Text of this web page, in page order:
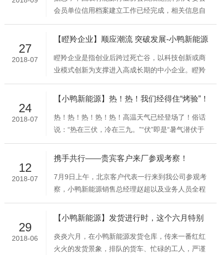
会员单位信用档案建立工作已经完成，相关信息自
2018年7月1日起，陆续在中国太阳能热利用产业联
盟官网（www.cstif.com）上线，目前已有50家单位
荣登太阳能热利用行业信用信息名单，成为在册的
50家单位之一。太阳能热利用行业企业信用信息目
前主要包含三方面内容：1、守信红名单（企业获
得与信用建设相关的行业荣
27
2018-07
【瞪羚企业】顺应潮流 突破发展-小鸭新能源
瞪羚企业是指创业后跨过死亡谷，以科技创新或商
业模式创新为支撑进入高成长期的中小企业。瞪羚
企业具有成长速度快、创新能力强、专业领域新、
发展潜力大的特征，通过推出新产品、提供新服
新业态等方式，实现快速增长，是创新发展的典型
代表和新经济的引领者。 根据科技部发布的《国家
高新区瞪羚企业发展报告（2017）》，山东2017
年入围企业109家，分布在全省12家国家高
24
2018-07
【小鸭新能源】热！热！我们经得住“烤验”！
热！热！热！热！热！高温天气已经登场了！俗话
说：“热在三伏，冷在三九。”“伏”即是“暑气潜伏于
地”之意，标志一年里最炎热的时期。伏，分为初
伏、中伏、末伏，叫做三伏。三伏是一年最热的时
收的热量几乎多于散发的热量，天气也就最热了。
三伏天已经到来，酷暑炎炎、骄阳如火，这些都难
以抵挡小鸭新能源员工的工作热情。无论是生产车
间，还是发货仓库，都能看到他们忙碌的身
12
2018-07
携手共行——贵宾客户来厂参观考察！
7月9日上午，北京客户代表一行来到我公司参观考
察，小鸭新能源销售总经理赵超以及业务人员全程
陪同，先后参观了生产车间、展厅，并做了详细的
产品介绍及制作工艺讲解，最后双方落座洽谈业务
术水平，并获得了客户高度赞誉。生产车间参观产
品展厅参观业务洽谈中… 该客户销售网络遍及全国
29
2018-06
【小鸭新能源】发货进行时，这个六月特别
忙！
炎炎六月，在小鸭新能源发货仓库，传来一番红红
火火的发货景象，排队的货车、忙碌的工人，严谨